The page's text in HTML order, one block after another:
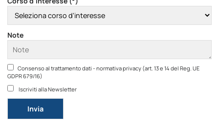
Note
Consenso al trattamento dati - normativa privacy (art. 13 e 14 del Reg. UE
GDPR 679/16)
Iscriviti alla Newsletter